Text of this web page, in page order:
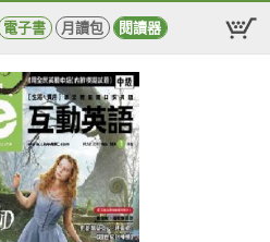
電子書 月讀包 閱讀器